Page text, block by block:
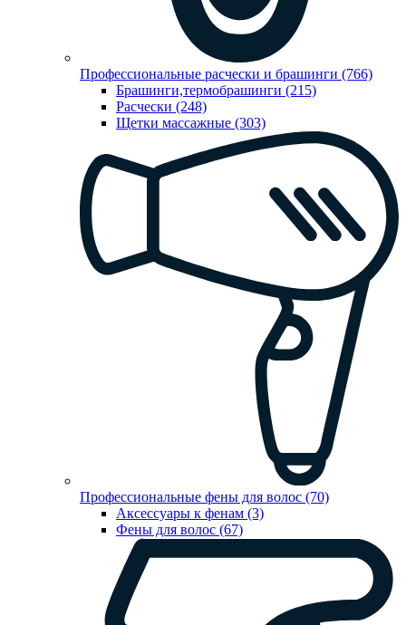
Профессиональные расчески и брашинги (766)
Брашинги,термобрашинги (215)
Расчески (248)
Щетки массажные (303)
Профессиональные фены для волос (70)
Аксессуары к фенам (3)
Фены для волос (67)